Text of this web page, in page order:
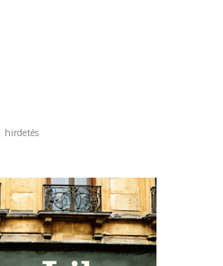
hirdetés